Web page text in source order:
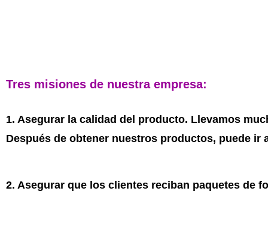
Tres misiones de nuestra empresa:
1. Asegurar la calidad del producto. Llevamos
Después de obtener nuestros productos, puede
2. Asegurar que los clientes reciban paquetes de